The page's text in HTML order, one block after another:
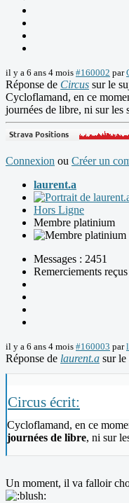
il y a 6 ans 4 mois #160002 par
Réponse de Circus sur le
Cycloflamand, en ce
journées de libre, ni sur les
Connexion ou Créer un
laurent.a
Hors Ligne
Membre platinium
Messages : 2451
Remerciements
il y a 6 ans 4 mois #160003 par
Réponse de laurent.a sur le
Circus écrit:
Cycloflamand, en ce
journées de libre, ni sur
Un moment, il va falloir